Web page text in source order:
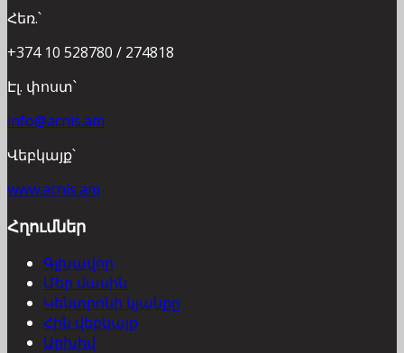
Հեռ.՝
+374 10 528780 / 274818
Էլ. փոստ՝
info@acnis.am
Վեբկայք՝
www.acnis.am
Հղումներ
Գլխավոր
Մեր մասին
Կենտրոնի կյանքը
Հին վեբկայք
Արխիվ